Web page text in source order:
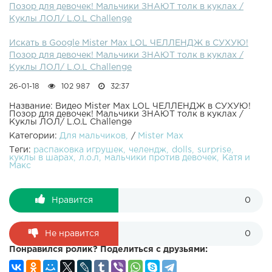
сестренки Miss Katy Партнерка как у меня
Позор для девочек! Мальчики ЗНАЮТ толк в куклах /
Куклы ЛОЛ/ L.O.L Challenge
Искать в Google Mister Max LOL ЧЕЛЛЕНДЖ в СУХУЮ!
Позор для девочек! Мальчики ЗНАЮТ толк в куклах /
Куклы ЛОЛ/ L.O.L Challenge
26-01-18 102 987 32:37
Название: Видео Mister Max LOL ЧЕЛЛЕНДЖ в СУХУЮ!
Позор для девочек! Мальчики ЗНАЮТ толк в куклах /
Куклы ЛОЛ/ L.O.L Challenge
Категории: Для мальчиков /
Mister Max
Теги: распаковка игрушек челендж dolls
surprise
куклы в шарах
л.о.л мальчики против девочек
Катя и
Макс
Нравится 0
Не нравится 0
Понравился ролик? Поделиться с друзьями: